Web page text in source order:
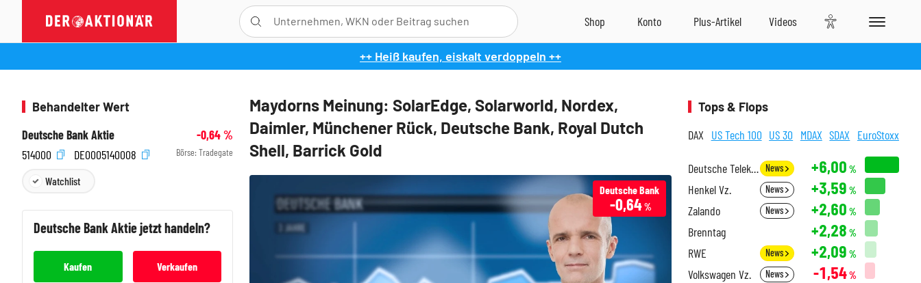
++ Heiß kaufen, eiskalt verdoppeln ++
Maydorns Meinung: SolarEdge, Solarworld, Nordex,
Daimler, Münchener Rück, Deutsche Bank, Royal Dutch
Shell, Barrick Gold
Deutsche Bank
-0,64%
Behandelter Wert
Deutsche Bank Aktie
-0,64%
514000
DE0005140008 Börse: Tradegate
Watchlist
Deutsche BankAktie jetzt handeln?
Kaufen Verkaufen
Tops & Flops
DAX US Tech 100 US 30 MDAX SDAX EuroStoxx
Deutsche Telekom News +6,00 %
Henkel Vz. News +3,59 %
Zalando News +2,60 %
Brenntag +2,28 %
RWE News +2,09 %
Volkswagen Vz. News -1,54%